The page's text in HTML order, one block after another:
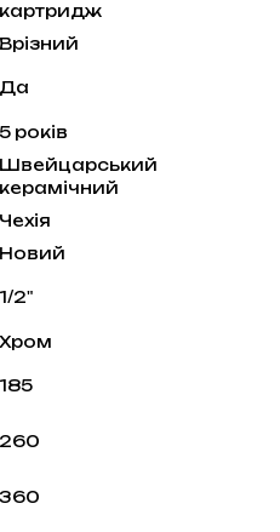
картридж
Врізний
Да
5 років
Швейцарський
керамічний
Чехія
Новий
1/2"
Хром
185
260
360